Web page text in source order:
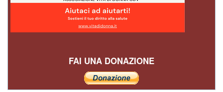
FAI UNA DONAZIONE